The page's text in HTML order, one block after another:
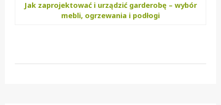
Jak zaprojektować i urządzić garderobę – wybór
mebli, ogrzewania i podłogi